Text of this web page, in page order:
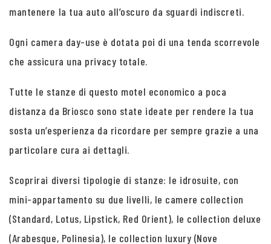
mantenere la tua auto all’oscuro da sguardi indiscreti.
Ogni camera day-use è dotata poi di una tenda scorrevole
che assicura una privacy totale.
Tutte le stanze di questo motel economico a poca
distanza da Briosco sono state ideate per rendere la tua
sosta un’esperienza da ricordare per sempre grazie a una
particolare cura ai dettagli.
Scoprirai diversi tipologie di stanze: le idrosuite, con
mini-appartamento su due livelli, le camere collection
(Standard, Lotus, Lipstick, Red Orient), le collection deluxe
(Arabesque, Polinesia), le collection luxury (Nove